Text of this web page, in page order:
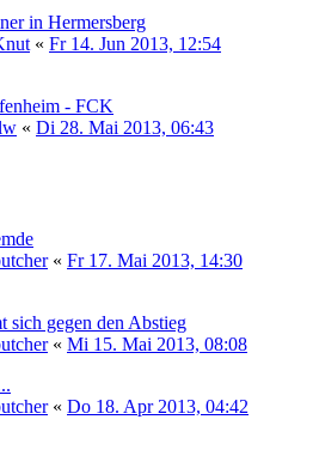
in Hermersberg
« Fr 14. Jun 2013, 12:54
- FCK
« Di 28. Mai 2013, 06:43
« Fr 17. Mai 2013, 14:30
sich gegen den Abstieg
« Mi 15. Mai 2013, 08:08
« Do 18. Apr 2013, 04:42